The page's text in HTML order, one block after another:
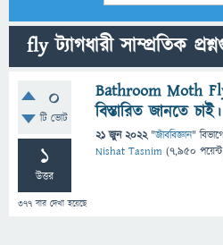
fly ট্যাগধারী সাম্প্রতিক
0
টি ভোট
1
উত্তর
377 বার দেখা হয়েছে
Bathroom Moth
বিস্তারিত জানতে চাই।
21 জুন 2022 "জীববিজ্ঞান"
Nishat Tasnim (7,950